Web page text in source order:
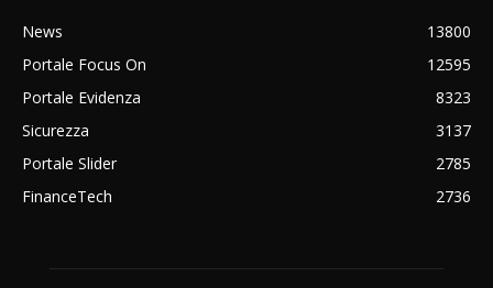
News
13800
Portale Focus On
12595
Portale Evidenza
8323
Sicurezza
3137
Portale Slider
2785
FinanceTech
2736